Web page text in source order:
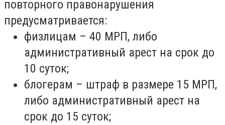
повторного правонарушения
предусматривается:
физлицам – 40 МРП, либо
административный арест на срок до
10 суток;
блогерам – штраф в размере 15 МРП,
либо административный арест на
срок до 15 суток;